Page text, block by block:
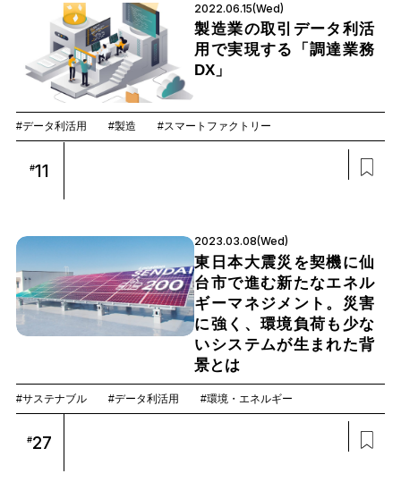
2022.06.15(Wed)
製造業の取引データ利活
用で実現する「調達業務
DX」
#データ利活用 #製造 #スマートファクトリー
#11
2023.03.08(Wed)
東日本大震災を契機に仙
台市で進む新たなエネル
ギーマネジメント。災害
に強く、環境負荷も少な
いシステムが生まれた背
景とは
#サステナブル #データ利活用 #環境・エネルギー
#27